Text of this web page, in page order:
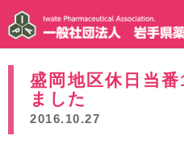
盛岡地区休日当
ました
2016.10.27